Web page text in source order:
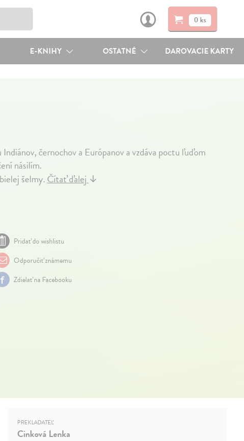
0 ks
E-KNIHY OSTATNÉ DAROVACIE KARTY
černochov a Európanov a vzdáva poctu ľuďom
násilím.
šelmy.Čítať ďalej↓
Pridať do wishlistu
Odporučiť známemu
Zdielať na Facebooku
PREKLADATEĽ
Cinková Lenka